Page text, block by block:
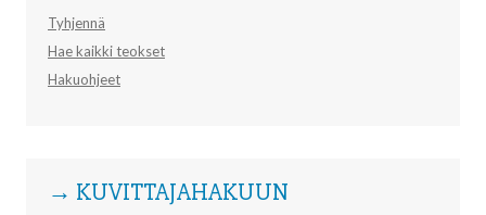
Tyhjennä
Hae kaikki teokset
Hakuohjeet
→ KUVITTAJAHAKUUN